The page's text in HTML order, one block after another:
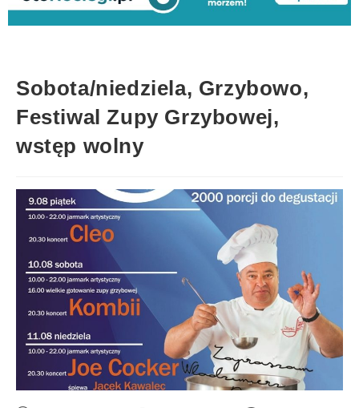
Sobota/niedziela, Grzybowo,
Festiwal Zupy Grzybowej,
wstęp wolny